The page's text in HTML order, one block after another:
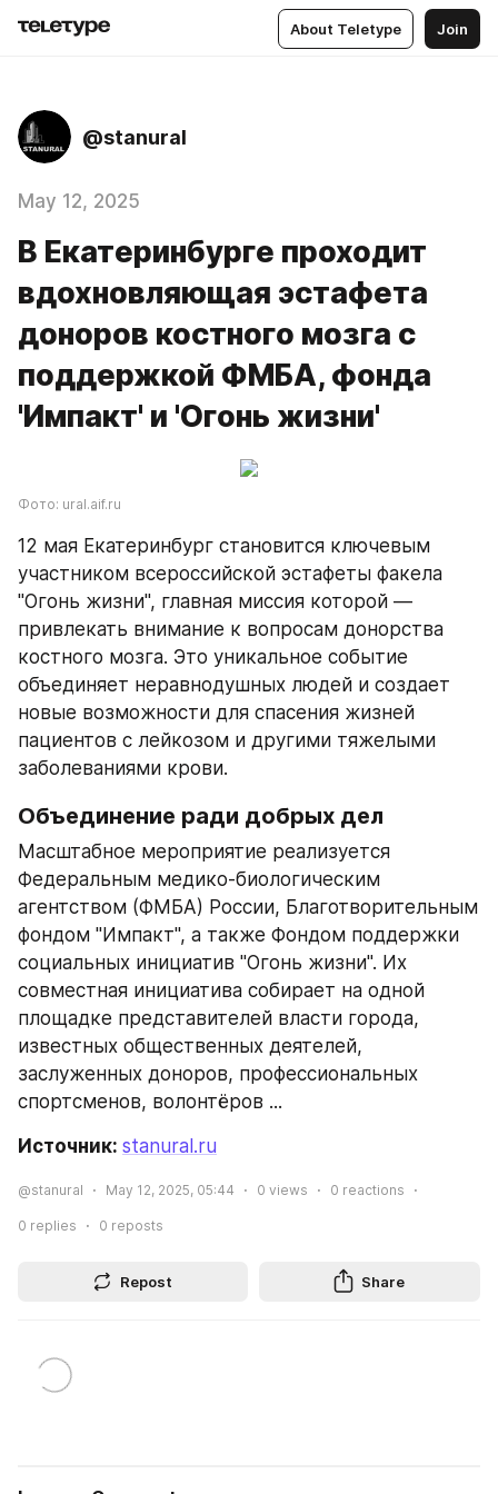
About Teletype Join
@stanural
May 12, 2025
В Екатеринбурге проходит
вдохновляющая эстафета
доноров костного мозга с
поддержкой ФМБА, фонда
'Импакт' и 'Огонь жизни'
Фото: ural.aif.ru
12 мая Екатеринбург становится ключевым
участником всероссийской эстафеты факела
"Огонь жизни", главная миссия которой —
привлекать внимание к вопросам донорства
костного мозга. Это уникальное событие
объединяет неравнодушных людей и создает
новые возможности для спасения жизней
пациентов с лейкозом и другими тяжелыми
заболеваниями крови.
Объединение ради добрых дел
Масштабное мероприятие реализуется
Федеральным медико-биологическим
агентством (ФМБА) России, Благотворительным
фондом "Импакт", а также Фондом поддержки
социальных инициатив "Огонь жизни". Их
совместная инициатива собирает на одной
площадке представителей власти города,
известных общественных деятелей,
заслуженных доноров, профессиональных
спортсменов, волонтёров ...
Источник: stanural.ru
@stanural May 12, 2025, 05:44 0 views 0 reactions
0 replies 0 reposts
Repost Share